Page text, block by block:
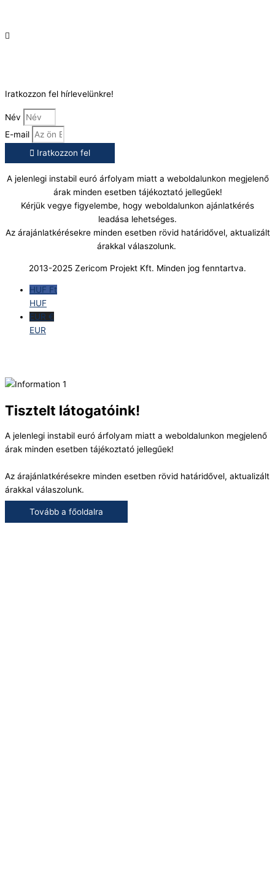
Iratkozzon fel hírlevelünkre!
Név
E-mail
Iratkozzon fel
A jelenlegi instabil euró árfolyam miatt a weboldalunkon megjelenő
árak minden esetben tájékoztató jellegűek!
Kérjük vegye figyelembe, hogy weboldalunkon ajánlatkérés
leadása lehetséges.
Az árajánlatkérésekre minden esetben rövid határidővel, aktualizált
árakkal válaszolunk.
2013-2025 Zericom Projekt Kft. Minden jog fenntartva.
HUF Ft
HUF
EUR €
EUR
Tisztelt látogatóink!
A jelenlegi instabil euró árfolyam miatt a weboldalunkon megjelenő
árak minden esetben tájékoztató jellegűek!
Az árajánlatkérésekre minden esetben rövid határidővel, aktualizált
árakkal válaszolunk.
Tovább a főoldalra